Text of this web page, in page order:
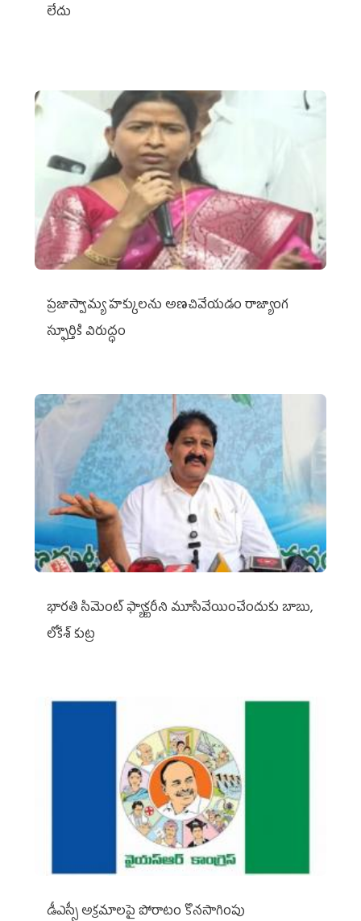
లేదు
ప్రజాస్వామ్య హక్కులను అణచివేయడం రాజ్యాంగ
స్ఫూర్తికి విరుద్ధం
భారతి సిమెంట్ ఫ్యాక్టరీని మూసివేయించేందుకు బాబు,
లోకేశ్ కుట్ర
డీఎస్సీ అక్రమాలపై పోరాటం కొనసాగింపు